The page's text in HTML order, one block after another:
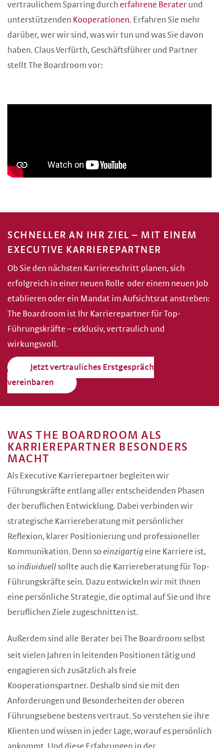
vertraulichem Sparring durch erfahrene Berater und
unterstützenden Kooperationen. Erfahren Sie mehr
darüber, wer wir sind, was wir tun und was Sie davon
haben. Claus Verfürth, Geschäftsführer und Partner
stellt The Boardroom vor:
SCHNELLER AN IHR ZIEL – MIT EINEM
EXECUTIVE KARRIEREPARTNER
Ob Sie den nächsten Karriereschritt planen, sich
erfolgreich in einer neuen Rolle oder einem neuen Job
etablieren oder ein Mandat im Aufsichtsrat anstreben:
The Boardroom ist Ihr Karrierepartner für Top-
Führungskräfte – exklusiv, vertraulich und
wirkungsvoll.
Jetzt vertrauliches Erstgespräch
vereinbaren
WAS THE BOARDROOM ALS
KARRIEREPARTNER BESONDERS
MACHT
Als Executive Karrierepartner begleiten wir
Führungskräfte entlang aller entscheidenden Phasen
der beruflichen Entwicklung. Dabei verbinden wir
strategische Karriereberatung mit persönlicher
Reflexion, klarer Positionierung und professioneller
Kommunikation. Denn so einzigartig eine Karriere ist,
so individuell sollte auch die Karriereberatung für Top-
Führungskräfte sein. Dazu entwickeln wir mit Ihnen
eine persönliche Strategie, die optimal auf Sie und Ihre
beruflichen Ziele zugeschnitten ist.
Außerdem sind alle Berater bei The Boardroom selbst
seit vielen Jahren in leitenden Positionen tätig und
engagieren sich zusätzlich als freie
Kooperationspartner. Deshalb sind sie mit den
Anforderungen und Besonderheiten der oberen
Führungsebene bestens vertraut. So verstehen sie ihre
Klienten und wissen in jeder Lage, worauf es persönlich